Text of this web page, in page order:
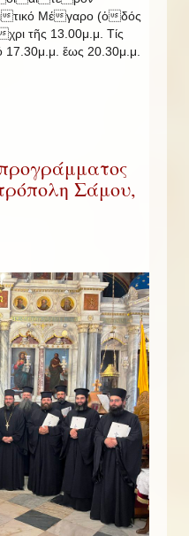
τικό Μέγαρο (ὁδός
τῆς 13.00μ.μ. Τίς
ἕως 20.30μ.μ.
Σάμου,